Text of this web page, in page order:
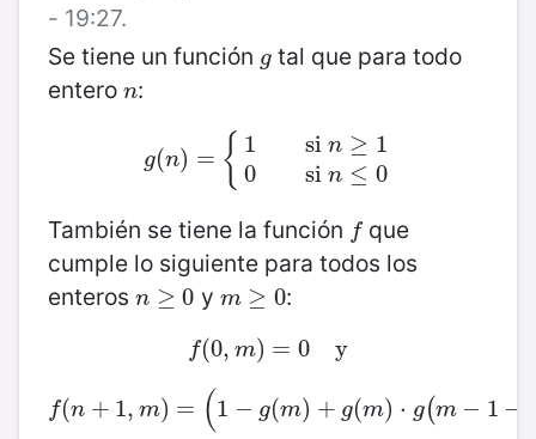
- 19:27.
Se tiene un función g
g tal que para todo
entero n
n:
g(n) = { 1
0
sin ≥ 1
sin ≤ 0
g(n )= {1 si 0sin ≤0
También se tiene la función f
fque
cumple lo siguiente para todos los
enteros n ≥ 0
n≥0 y m ≥ 0
m≥0 :
f(0, m) = 0 y
f( 0,m )= 0y
f(n + 1, m) = (1 − g(m) + g(m) ⋅ g(m − 1 −
f(n +1 ,m) =( 1−g(m) +g(m )⋅ g(m−1 −f (n